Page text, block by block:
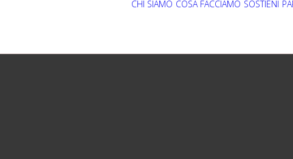
CHI SIAMO COSA FACCIAMO SOSTIENI